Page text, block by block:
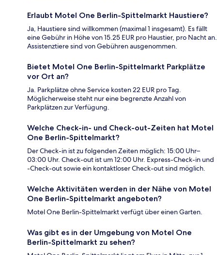
Erlaubt Motel One Berlin-Spittelmarkt Haustiere?
Ja, Haustiere sind willkommen (maximal 1 insgesamt). Es fällt
eine Gebühr in Höhe von 15.25 EUR pro Haustier, pro Nacht an.
Assistenztiere sind von Gebühren ausgenommen.
Bietet Motel One Berlin-Spittelmarkt Parkplätze
vor Ort an?
Ja. Parkplätze ohne Service kosten 22 EUR pro Tag.
Möglicherweise steht nur eine begrenzte Anzahl von
Parkplätzen zur Verfügung.
Welche Check-in- und Check-out-Zeiten hat Motel
One Berlin-Spittelmarkt?
Der Check-in ist zu folgenden Zeiten möglich: 15:00 Uhr–
03:00 Uhr. Check-out ist um 12:00 Uhr. Express-Check-in und
-Check-out sowie ein kontaktloser Check-out sind möglich.
Welche Aktivitäten werden in der Nähe von Motel
One Berlin-Spittelmarkt angeboten?
Motel One Berlin-Spittelmarkt verfügt über einen Garten.
Was gibt es in der Umgebung von Motel One
Berlin-Spittelmarkt zu sehen?